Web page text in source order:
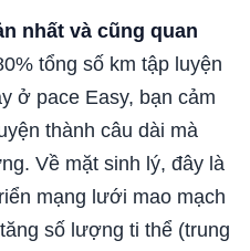
nhất và cũng quan
tổng số km tập luyện
ở pace Easy, bạn cảm
thành câu dài mà
Về mặt sinh lý, đây là
mạng lưới mao mạch
số lượng ti thể (trung